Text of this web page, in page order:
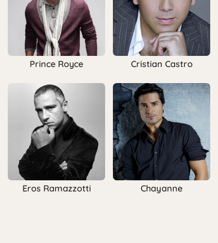
Prince Royce Cristian Castro
Eros Ramazzotti Chayanne